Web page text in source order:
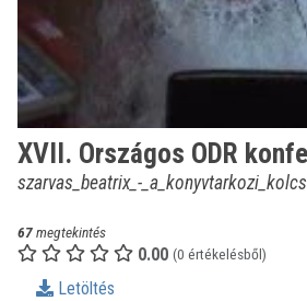
XVII. Országos ODR
szarvas_beatrix_-
67megtekintés
0.00 (0 értékelésből)
Letöltés